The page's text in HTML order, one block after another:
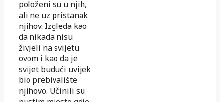
položeni su u njih,
ali ne uz pristanak
njihov. Izgleda kao
da nikada nisu
živjeli na svijetu
ovom i kao da je
svijet budući uvijek
bio prebivalište
njihovo. Učinili su